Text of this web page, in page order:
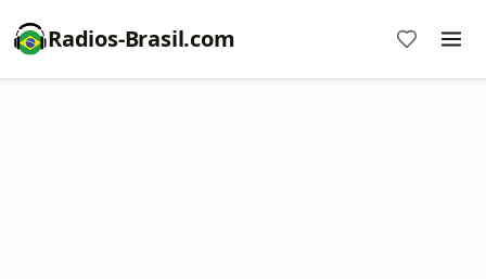
Radios-Brasil.com